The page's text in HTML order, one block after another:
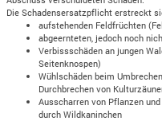
Die Schadensersatzpflicht erstreckt
aufstehenden Feldfrüchten
abgeernteten, jedoch noch
Verbissschäden an jungen
Seitenknospen)
Wühlschäden beim
Durchbrechen von
Ausscharren von Pflanzen
durch Wildkaninchen